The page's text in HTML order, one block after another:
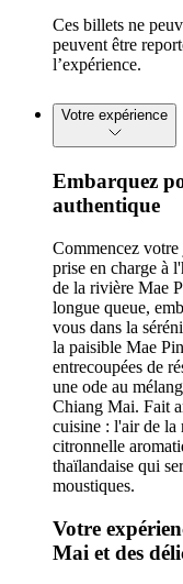
Ces billets ne
peuvent être
l’expérience.
Votre expérience
Embarquez
authentique
Commencez votre
prise en charge à
de la rivière Mae
longue queue,
vous dans la
la paisible Mae
entrecoupées de
une ode au
Chiang Mai. Fait
cuisine : l'air de la
citronnelle
thaïlandaise qui
moustiques.
Votre
Mai et des